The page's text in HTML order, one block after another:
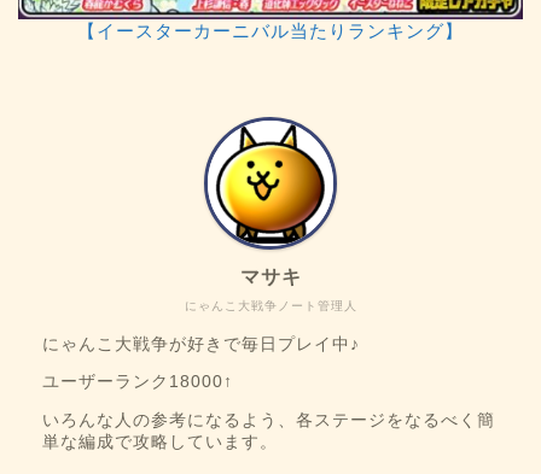
【イースターカーニバル当たりランキング】
にゃんこ大戦争ノート管理人
マサキ
にゃんこ大戦争が好きで毎日プレイ中♪
ユーザーランク18000↑
いろんな人の参考になるよう、各ステージをなるべく簡
単な編成で攻略しています。